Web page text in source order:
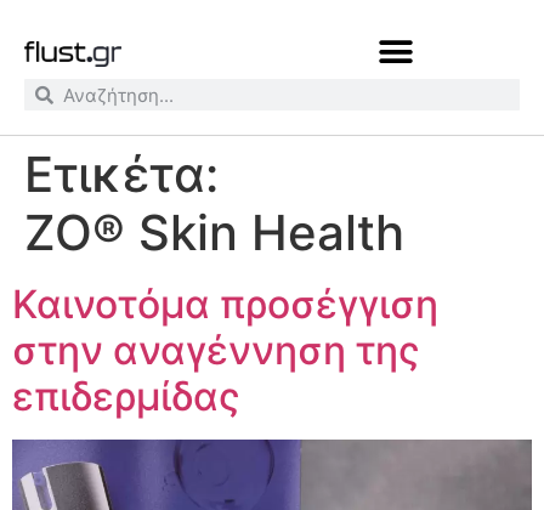
Ετικέτα:
ZO® Skin Health
Καινοτόμα προσέγγιση
στην αναγέννηση της
επιδερμίδας